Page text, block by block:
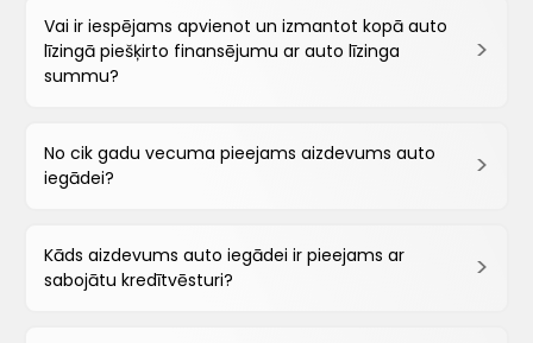
Vai ir iespējams apvienot un izmantot kopā auto
līzingā piešķirto finansējumu ar auto līzinga
summu?
No cik gadu vecuma pieejams aizdevums auto
iegādei?
Kāds aizdevums auto iegādei ir pieejams ar
sabojātu kredītvēsturi?